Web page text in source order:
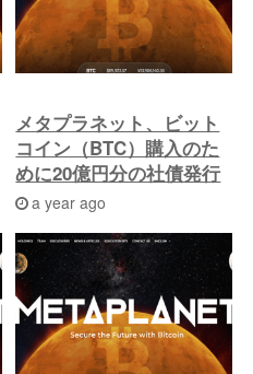
メタプラネット、ビット
コイン（BTC）購入のた
めに20億円分の社債発行
a year ago